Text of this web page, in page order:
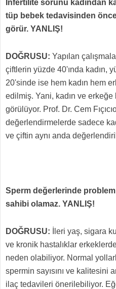
İnfertilite sorunu kadından
tüp bebek tedavisinden
görür. YANLIŞ!
DOĞRUSU: Yapılan
çiftlerin yüzde 40'ında kadın,
20'sinde ise hem kadın hem
edilmiş. Yani, kadın ve
görülüyor. Prof. Dr. Cem
değerlendirmelerde sadece
ve çiftin aynı anda
Sperm değerlerinde
sahibi olamaz. YANLIŞ!
DOĞRUSU:
İleri yaş, sigara
ve kronik hastalıklar
neden olabiliyor. Normal
spermin sayısını ve kalitesini
ilaç tedavileri önerilebiliyor.